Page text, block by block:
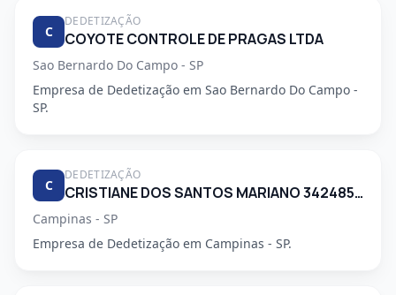
C
DEDETIZAÇÃO
COYOTE CONTROLE DE PRAGAS LTDA
Sao Bernardo Do Campo - SP
Empresa de Dedetização em Sao Bernardo Do Campo -
SP.
C
DEDETIZAÇÃO
CRISTIANE DOS SANTOS MARIANO 34248553830
Campinas - SP
Empresa de Dedetização em Campinas - SP.